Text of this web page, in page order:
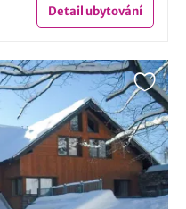
Detailubytování